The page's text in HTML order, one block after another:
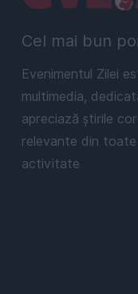
Cel mai bun
Evenimentul Zilei
multimedia,
apreciază știrile
relevante din toate
activitate